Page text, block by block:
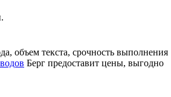
объем текста, срочность выполнения
Берг предоставит цены, выгодно